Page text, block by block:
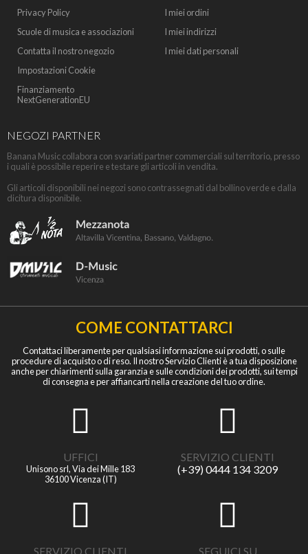
Privacy Policy
Scuole di musica e associazioni
Contatta il nostro negozio
Impostazioni Cookie
Finanziamento
NextGenerationEU
I miei ordini
I miei indirizzi
I miei dati personali
NEGOZI PARTNER
Banana Music collabora con svariati partner commerciali sul territorio, presso
i quali è possibile reperire e testare gli articoli in vendita.
Gli articoli disponibili nei negozi sono contrassegnati dal bollino verde e dalla
dicitura disponibile.
COME CONTATTARCI
Contattaci liberamente per qualsiasi informazione sui prodotti, o sulle
procedure di acquisto o di reso. Il nostro Servizio Clienti è a tua disposizione
anche per chiarimenti sulla garanzia e sulle condizioni dei prodotti, sui tempi
di consegna e per affiancarti nella creazione del tuo ordine.
UFFICI
Unisono srl, Via dei Mille 183
36100 Vicenza (IT)
SERVIZIO CLIENTI
(+39) 0444 134 3209
SERVIZIO CLIENTI SEGUICI SU